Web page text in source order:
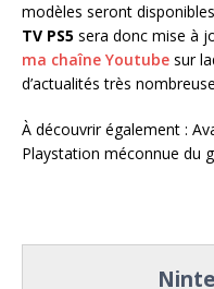
modèles seront
TV PS5 sera donc mise à
ma chaîne Youtube sur
d’actualités très
À découvrir également :
Playstation méconnue du